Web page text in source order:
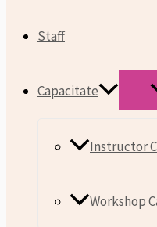
Staff
Capacitate
Instructor
Workshop